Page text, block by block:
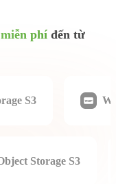
phíđến từ
S3
Storage S3